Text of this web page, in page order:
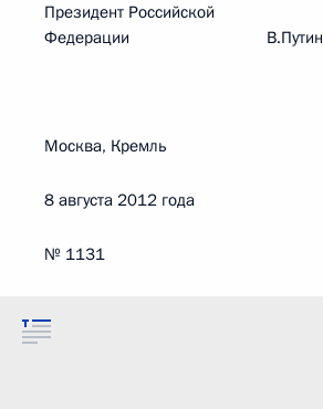
Президент Российской
Федерации В.Путин
Москва, Кремль
8 августа 2012 года
№ 1131